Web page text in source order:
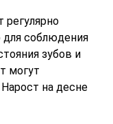
регулярно
для соблюдения
зубов и
могут
на десне